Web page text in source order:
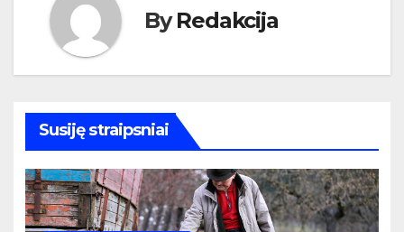
ByRedakcija
Susiję straipsniai